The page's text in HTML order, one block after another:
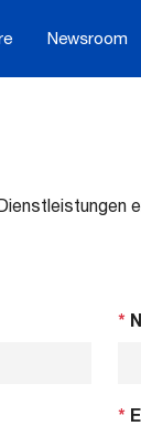
Newsroom
*
*